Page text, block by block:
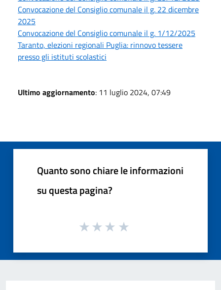
Convocazione del Consiglio comunale il g. 22 dicembre
2025
Convocazione del Consiglio comunale il g. 1/12/2025
Taranto, elezioni regionali Puglia: rinnovo tessere
presso gli istituti scolastici
Ultimo aggiornamento: 11 luglio 2024, 07:49
Quanto sono chiare le informazioni
su questa pagina?